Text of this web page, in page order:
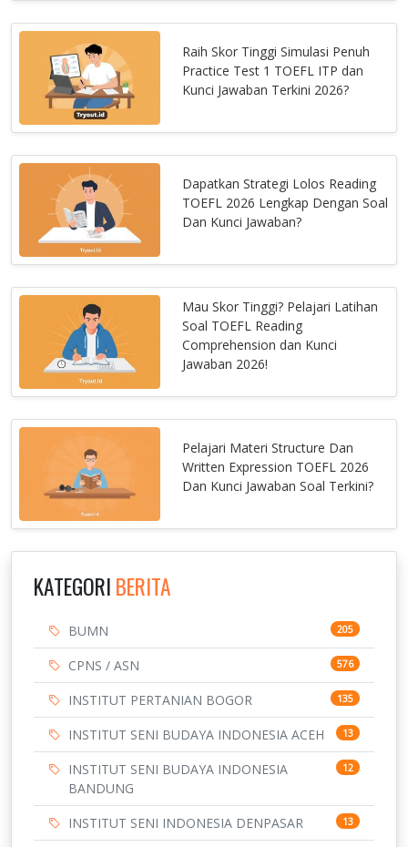
Raih Skor Tinggi Simulasi Penuh
Practice Test 1 TOEFL ITP dan
Kunci Jawaban Terkini 2026?
Dapatkan Strategi Lolos Reading
TOEFL 2026 Lengkap Dengan Soal
Dan Kunci Jawaban?
Mau Skor Tinggi? Pelajari Latihan
Soal TOEFL Reading
Comprehension dan Kunci
Jawaban 2026!
Pelajari Materi Structure Dan
Written Expression TOEFL 2026
Dan Kunci Jawaban Soal Terkini?
KATEGORI BERITA
BUMN 205
CPNS / ASN 576
INSTITUT PERTANIAN BOGOR 135
INSTITUT SENI BUDAYA INDONESIA ACEH 13
INSTITUT SENI BUDAYA INDONESIA
BANDUNG
12
INSTITUT SENI INDONESIA DENPASAR 13